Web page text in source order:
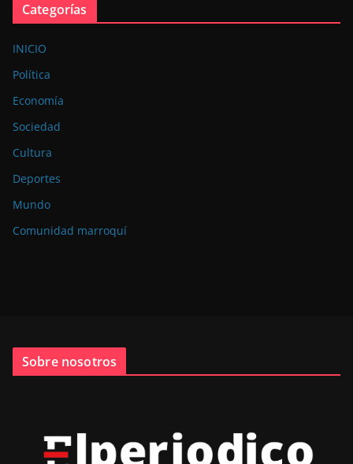
Categorías
INICIO
Política
Economía
Sociedad
Cultura
Deportes
Mundo
Comunidad marroquí
Sobre nosotros